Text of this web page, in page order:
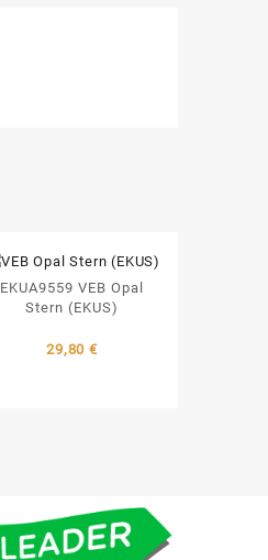
EKUA9559 VEB Opal
Stern (EKUS)
29,80€